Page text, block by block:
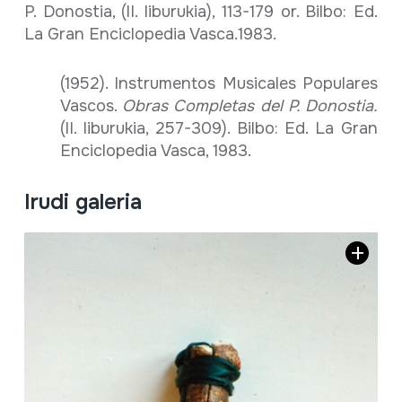
P. Donostia, (II. liburukia), 113-179 or. Bilbo: Ed.
La Gran Enciclopedia Vasca.1983.
(1952). Instrumentos Musicales Populares
Vascos. Obras Completas del P. Donostia.
(II. liburukia, 257-309). Bilbo: Ed. La Gran
Enciclopedia Vasca, 1983.
Irudi galeria